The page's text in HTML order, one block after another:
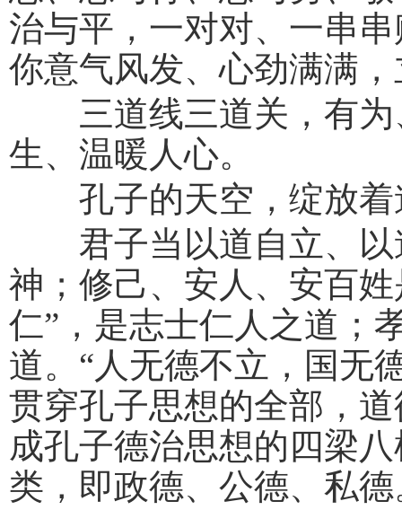
治与平，一对对、一串
你意气风发、心劲满满
三道线三道关，有为
生、温暖人心。
孔子的天空，绽放着
君子当以道自立、以
神；修己、安人、安百
仁”，是志士仁人之道；
道。“人无德不立，国无
贯穿孔子思想的全部，
成孔子德治思想的四梁
类，即政德、公德、私德